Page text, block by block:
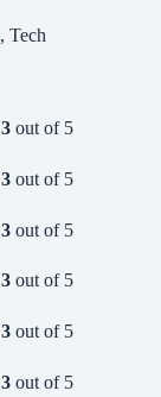
, Tech
3 out of 5
3 out of 5
3 out of 5
3 out of 5
3 out of 5
3 out of 5